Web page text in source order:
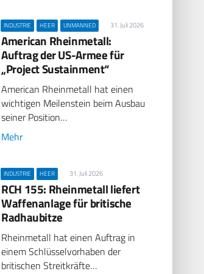
INDUSTRIE HEER UNMANNED 31. Juli 2026
American Rheinmetall:
Auftrag der US-Armee für
„Project Sustainment“
American Rheinmetall hat einen
wichtigen Meilenstein beim Ausbau
seiner Position…
Mehr
INDUSTRIE HEER 31. Juli 2026
RCH 155: Rheinmetall liefert
Waffenanlage für britische
Radhaubitze
Rheinmetall hat einen Auftrag in
einem Schlüsselvorhaben der
britischen Streitkräfte…